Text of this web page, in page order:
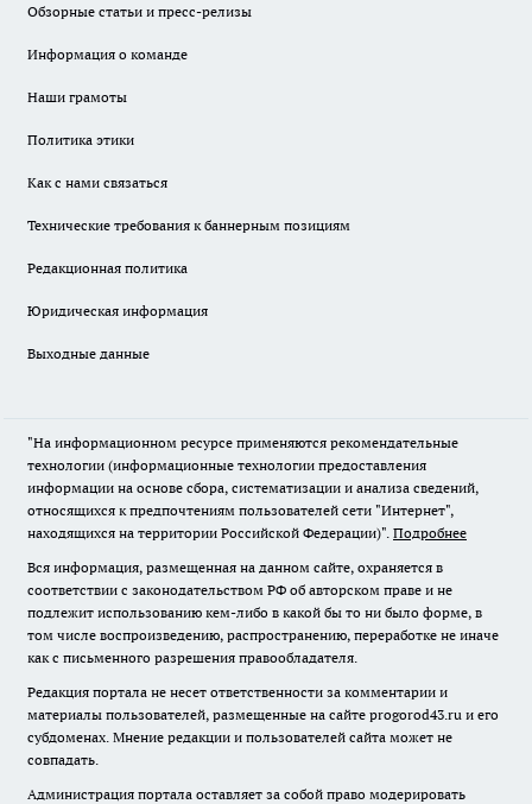
Обзорные статьи и пресс-релизы
Информация о команде
Наши грамоты
Политика этики
Как с нами связаться
Технические требования к баннерным позициям
Редакционная политика
Юридическая информация
Выходные данные
"На информационном ресурсе применяются рекомендательные
технологии (информационные технологии предоставления
информации на основе сбора, систематизации и анализа сведений,
относящихся к предпочтениям пользователей сети "Интернет",
находящихся на территории Российской Федерации)". Подробнее
Вся информация, размещенная на данном сайте, охраняется в
соответствии с законодательством РФ об авторском праве и не
подлежит использованию кем-либо в какой бы то ни было форме, в
том числе воспроизведению, распространению, переработке не иначе
как с письменного разрешения правообладателя.
Редакция портала не несет ответственности за комментарии и
материалы пользователей, размещенные на сайте progorod43.ru и его
субдоменах. Мнение редакции и пользователей сайта может не
совпадать.
Администрация портала оставляет за собой право модерировать